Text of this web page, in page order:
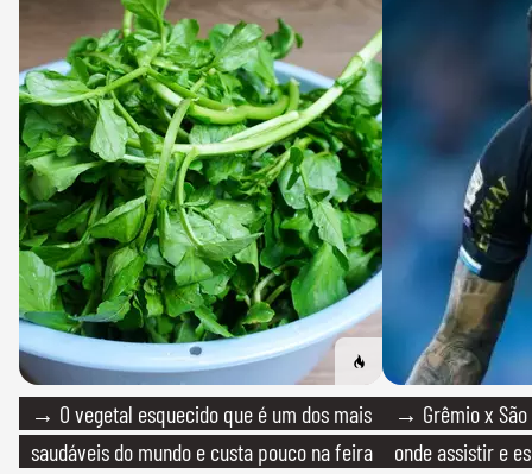
→ O vegetal esquecido que é um dos mais
saudáveis do mundo e custa pouco na feira
→ Grêmio x São
onde assistir e